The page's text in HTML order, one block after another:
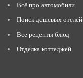
Всё про автомобили
Поиск дешевых отелей
Все рецепты блюд
Отделка коттеджей